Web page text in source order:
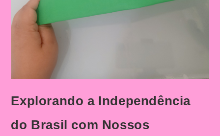
Explorando a Independência
do Brasil com Nossos